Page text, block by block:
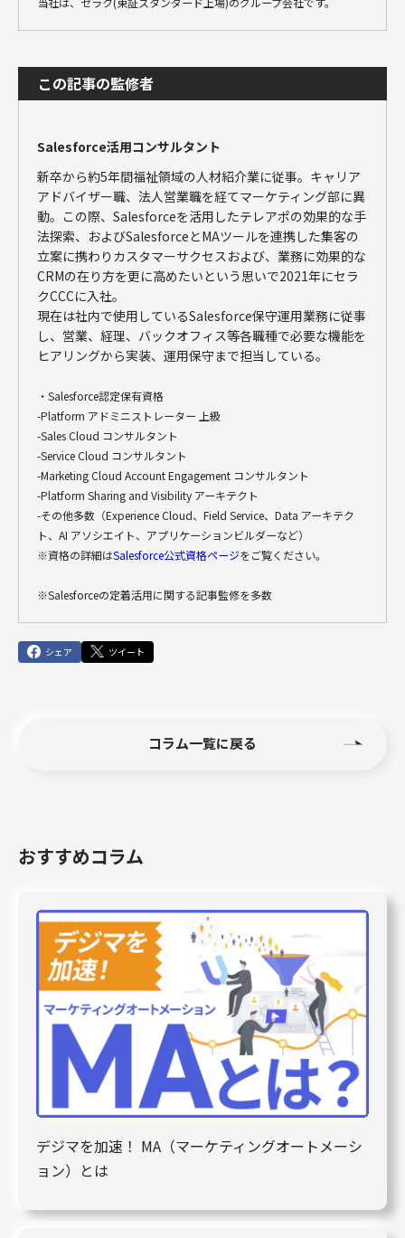
この記事の監修者
Salesforce活用コンサルタント
新卒から約5年間福祉領域の人材紹介業に従事。キャリア
アドバイザー職、法人営業職を経てマーケティング部に異
動。この際、Salesforceを活用したテレアポの効果的な手
法探索、およびSalesforceとMAツールを連携した集客の
立案に携わりカスタマーサクセスおよび、業務に効果的な
CRMの在り方を更に高めたいという思いで2021年にセラ
クCCCに入社。
現在は社内で使用しているSalesforce保守運用業務に従事
し、営業、経理、バックオフィス等各職種で必要な機能を
ヒアリングから実装、運用保守まで担当している。
・Salesforce認定保有資格
-Platform アドミニストレーター 上級
-Sales Cloud コンサルタント
-Service Cloud コンサルタント
-Marketing Cloud Account Engagement コンサルタント
-Platform Sharing and Visibility アーキテクト
-その他多数（Experience Cloud、Field Service、Data アーキテク
ト、AI アソシエイト、アプリケーションビルダーなど）
※資格の詳細はSalesforce公式資格ページをご覧ください。
※Salesforceの定着活用に関する記事監修を多数
シェア ツイート
コラム一覧に戻る
おすすめコラム
デジマを加速！ MA（マーケティングオートメーシ
ョン）とは